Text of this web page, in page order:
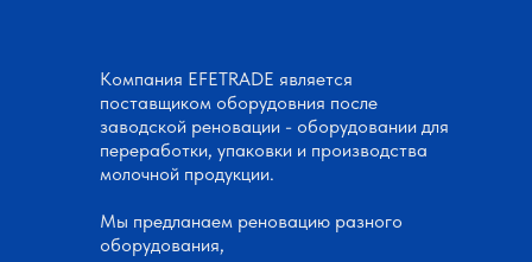
Компания EFETRADE является
поставщиком оборудовния после
заводской реновации - оборудовании для
переработки, упаковки и производства
молочной продукции.
Мы предланаем реновацию разного
оборудования,